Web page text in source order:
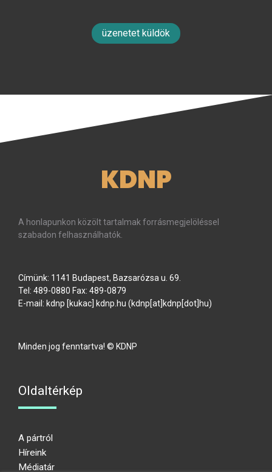
üzenetet küldök
KDNP
A honlapunkon közölt tartalmak forrásmegjelöléssel
szabadon felhasználhatók.
Címünk: 1141 Budapest, Bazsarózsa u. 69.
Tel: 489-0880 Fax: 489-0879
E-mail: kdnp [kukac] kdnp.hu (kdnp[at]kdnp[dot]hu)
Minden jog fenntartva! © KDNP
Oldaltérkép
A pártról
Híreink
Médiatár